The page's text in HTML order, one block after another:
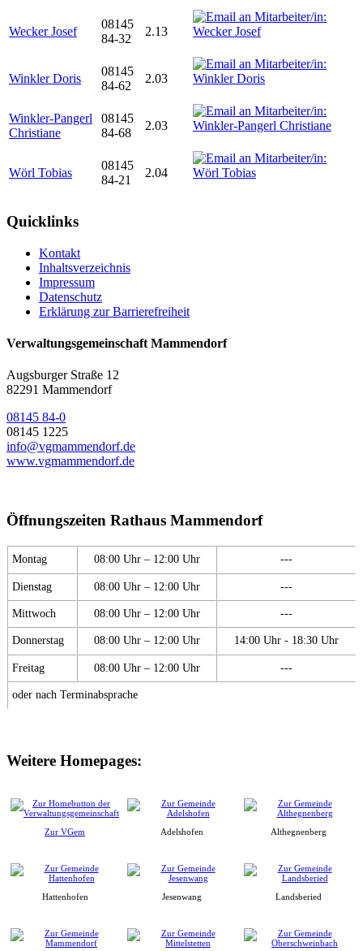
Wecker Josef
08145
84-32
2.13
Winkler Doris
08145
84-62
2.03
Winkler-Pangerl
Christiane
08145
84-68
2.03
Wörl Tobias
08145
84-21
2.04
Quicklinks
Kontakt
Inhaltsverzeichnis
Impressum
Datenschutz
Erklärung zur Barrierefreiheit
Verwaltungsgemeinschaft Mammendorf
Augsburger Straße 12
82291 Mammendorf
08145 84-0
08145 1225
info@vgmammendorf.de
www.vgmammendorf.de
Öffnungszeiten Rathaus Mammendorf
Montag 08:00 Uhr – 12:00 Uhr ---
Dienstag 08:00 Uhr – 12:00 Uhr ---
Mittwoch 08:00 Uhr – 12:00 Uhr ---
Donnerstag 08:00 Uhr – 12:00 Uhr 14:00 Uhr - 18:30 Uhr
Freitag 08:00 Uhr – 12:00 Uhr ---
oder nach Terminabsprache
Weitere Homepages:
Zur VGem Adelshofen Althegnenberg
Hattenhofen Jesenwang Landsberied